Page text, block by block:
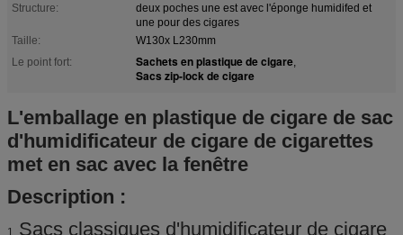
Structure:
deux poches une est avec l'éponge humidifed et
une pour des cigares
Taille:
W130x L230mm
Le point fort:
Sachets en plastique de cigare,
Sacs zip-lock de cigare
L'emballage en plastique de cigare de sac
d'humidificateur de cigare de cigarettes
met en sac avec la fenêtre
Description :
1. Sacs classiques d'humidificateur de cigare